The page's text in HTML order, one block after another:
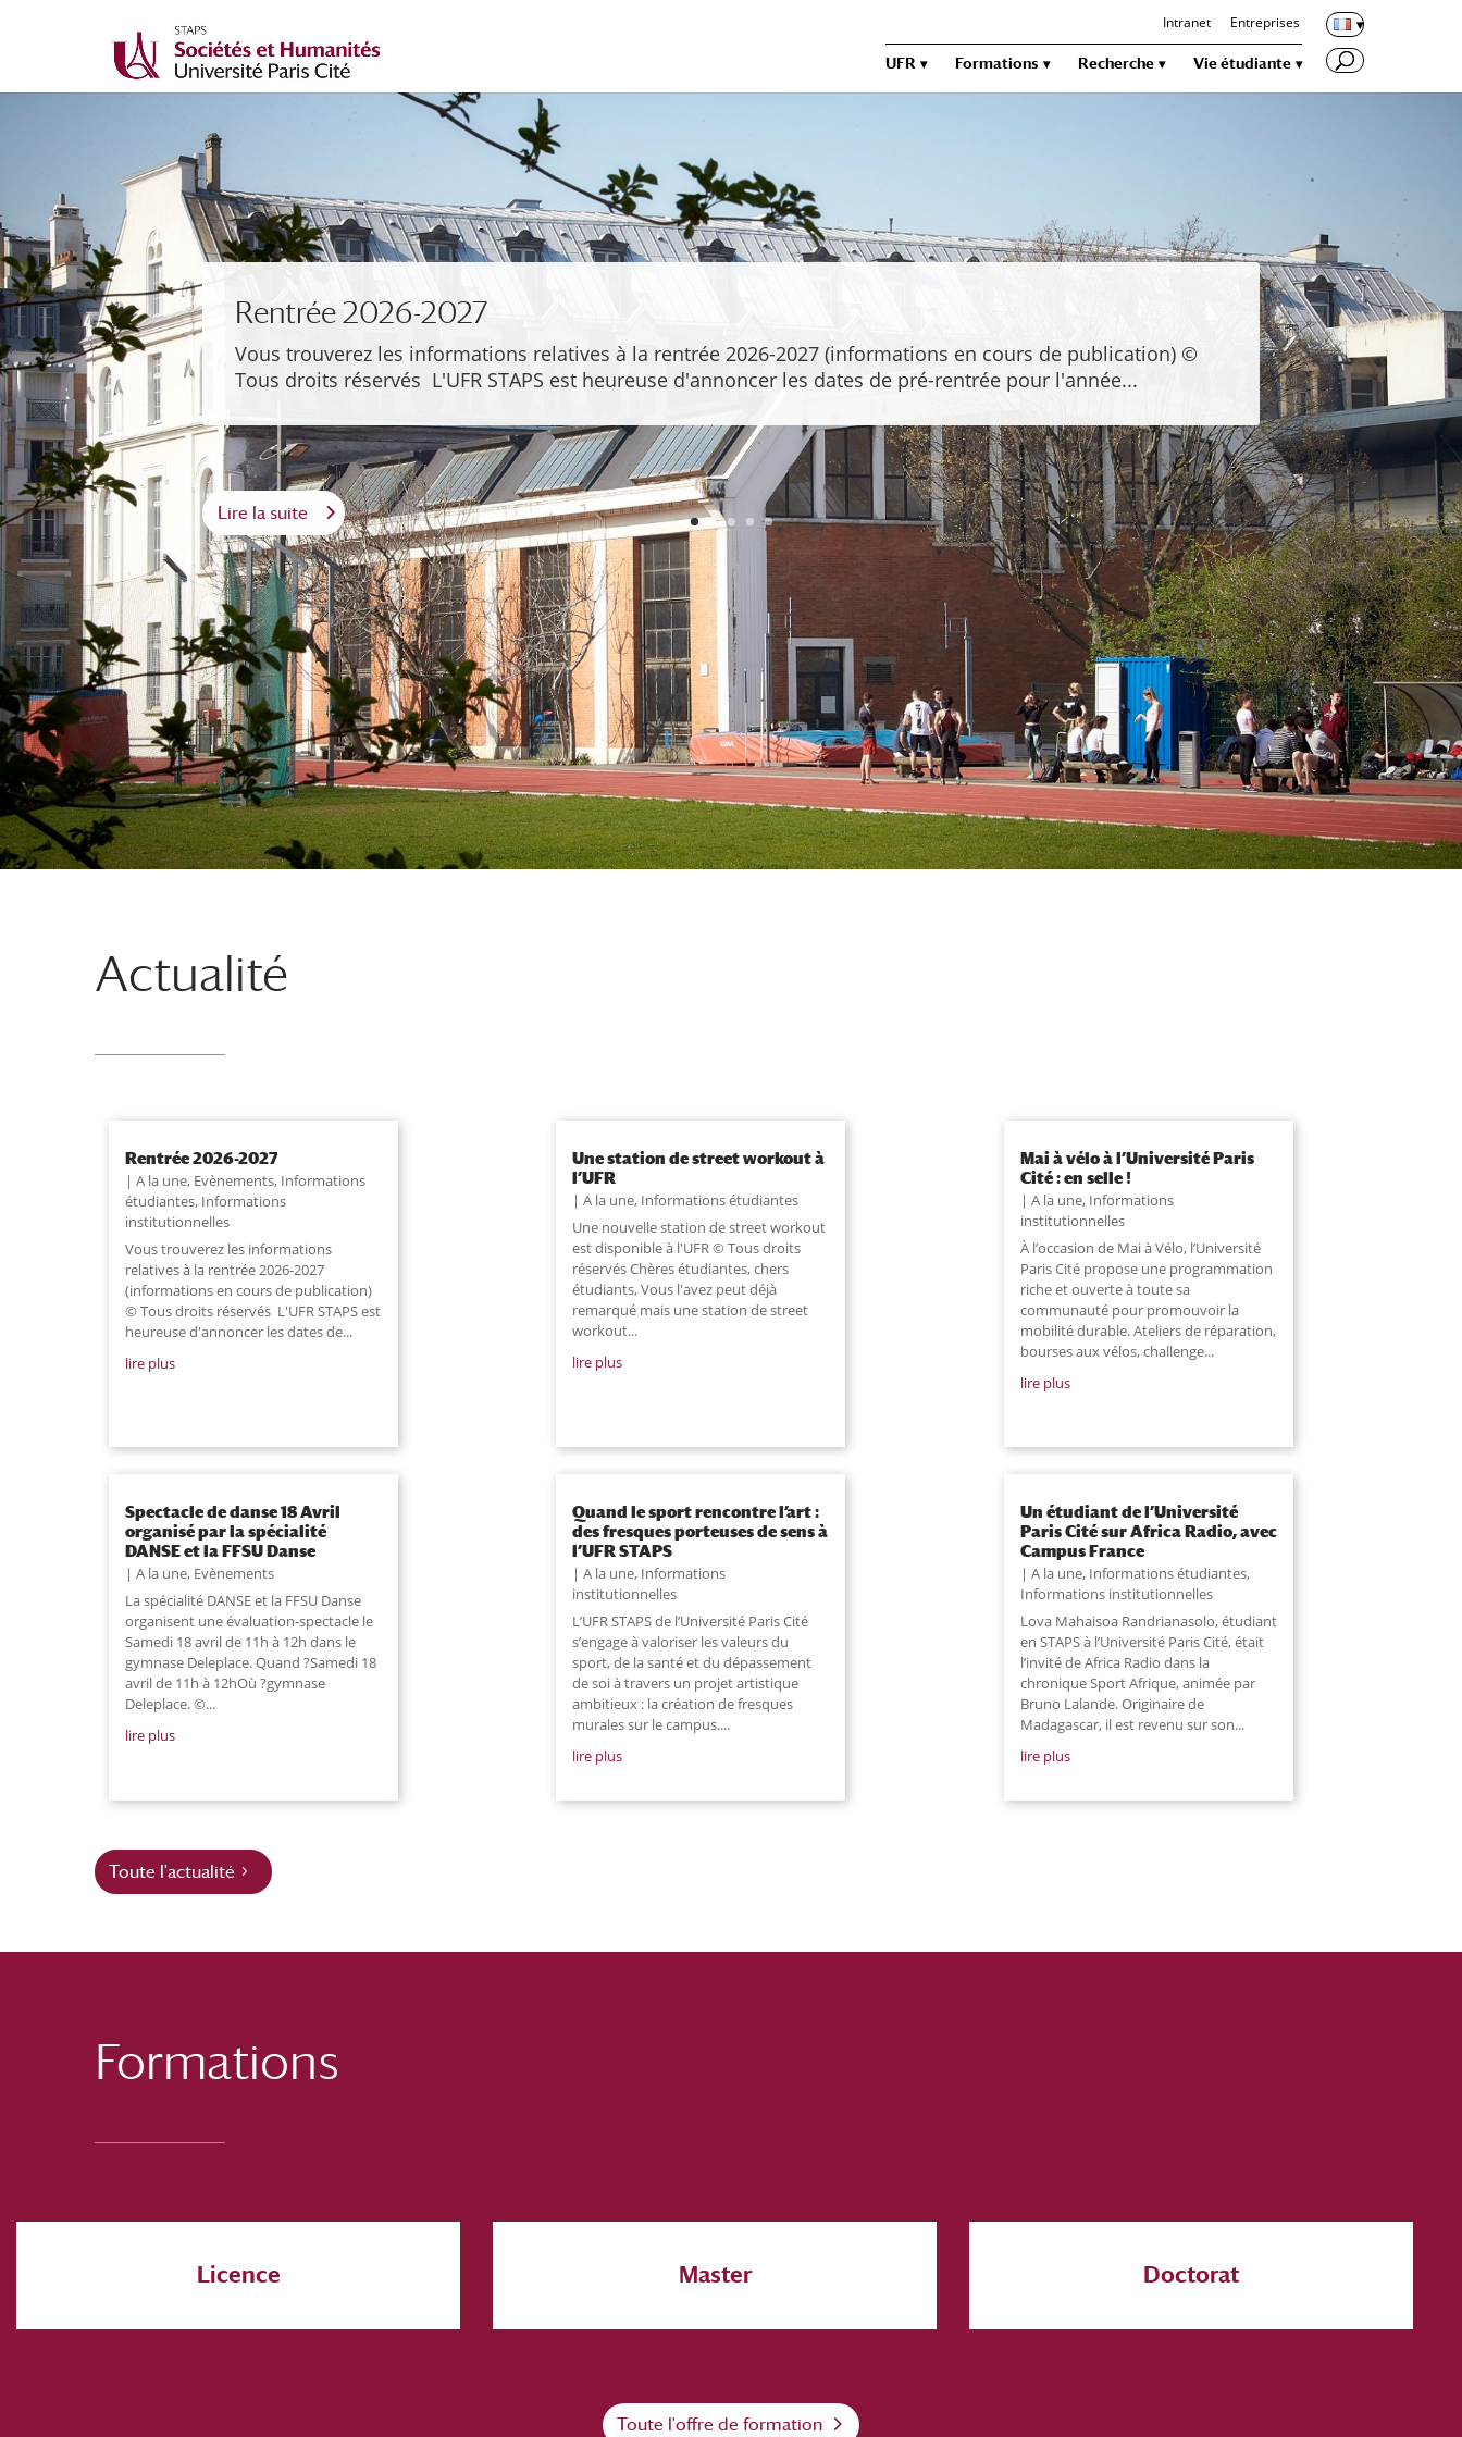
Intranet Entreprises
UFR Formations Recherche Vie étudiante
Rentrée 2026-2027
Vous trouverez les informations relatives à la rentrée 2026-2027 (informations en cours de publication) ©
Tous droits réservés L'UFR STAPS est heureuse d'annoncer les dates de pré-rentrée pour l'année...
Lire la suite
Actualité
Rentrée 2026-2027
A la une, Evènements, Informations
étudiantes, Informations
institutionnelles
Vous trouverez les informations
relatives à la rentrée 2026-2027
(informations en cours de publication)
© Tous droits réservés L'UFR STAPS est
heureuse d'annoncer les dates de...
lire plus
Spectacle de danse 18 Avril
organisé par la spécialité
DANSE et la FFSU Danse
A la une, Evènements
La spécialité DANSE et la FFSU Danse
organisent une évaluation-spectacle le
Samedi 18 avril de 11h à 12h dans le
gymnase Deleplace. Quand ?Samedi 18
avril de 11h à 12hOù ?gymnase
Deleplace. ©...
lire plus
Une station de street workout à
l’UFR
A la une, Informations étudiantes
Une nouvelle station de street workout
est disponible à l'UFR © Tous droits
réservés Chères étudiantes, chers
étudiants, Vous l'avez peut déjà
remarqué mais une station de street
workout...
lire plus
Quand le sport rencontre l’art :
des fresques porteuses de sens à
l’UFR STAPS
A la une, Informations
institutionnelles
L’UFR STAPS de l’Université Paris Cité
s’engage à valoriser les valeurs du
sport, de la santé et du dépassement
de soi à travers un projet artistique
ambitieux : la création de fresques
murales sur le campus....
lire plus
Mai à vélo à l’Université Paris
Cité : en selle !
A la une, Informations
institutionnelles
À l’occasion de Mai à Vélo, l’Université
Paris Cité propose une programmation
riche et ouverte à toute sa
communauté pour promouvoir la
mobilité durable. Ateliers de réparation,
bourses aux vélos, challenge...
lire plus
Un étudiant de l’Université
Paris Cité sur Africa Radio, avec
Campus France
A la une, Informations étudiantes,
Informations institutionnelles
Lova Mahaisoa Randrianasolo, étudiant
en STAPS à l’Université Paris Cité, était
l’invité de Africa Radio dans la
chronique Sport Afrique, animée par
Bruno Lalande. Originaire de
Madagascar, il est revenu sur son...
lire plus
Toute l'actualité
Formations
Licence Master Doctorat
Toute l'offre de formation